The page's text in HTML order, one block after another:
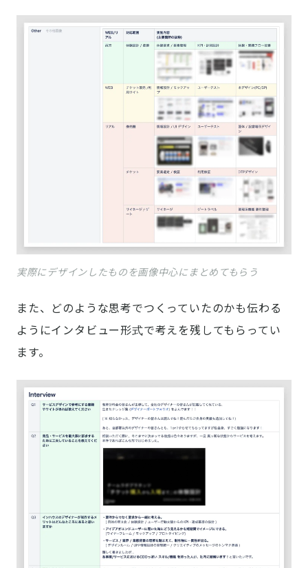
実際にデザインしたものを画像中心にまとめてもらう
また、どのような思考でつくっていたのかも伝わる
ようにインタビュー形式で考えを残してもらってい
ます。